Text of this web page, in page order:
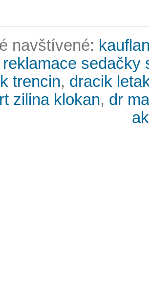
navštívené:
reklamace sedačky
trencin, dracik
zilina klokan, dr